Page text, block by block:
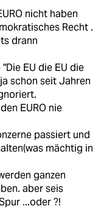
nicht haben
Recht .
drann
EU die EU die
schon seit Jahren
EURO nie
passiert und
mächtig in
ganzen
aber seis
...oder ?!